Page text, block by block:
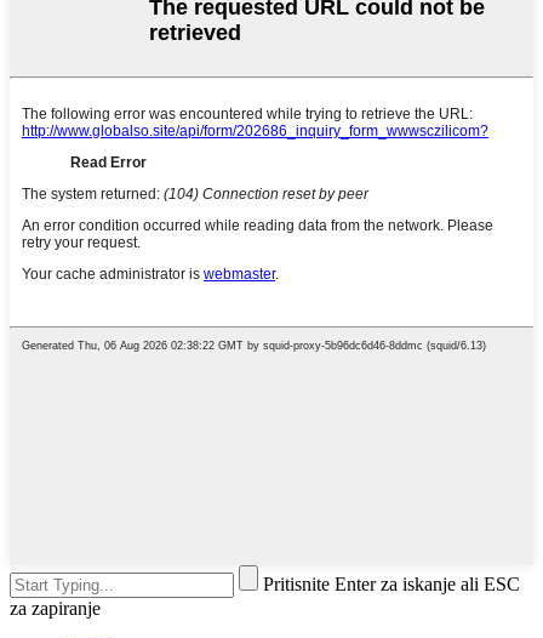
Pritisnite Enter za iskanje ali ESC
za zapiranje